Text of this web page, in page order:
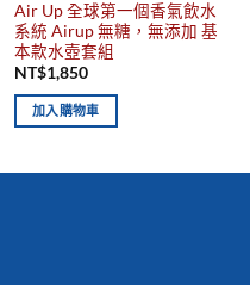
Air Up 全球第一個香氣飲水
系統 Airup 無糖，無添加 基
本款水壺套組
NT$1,850
加入購物車